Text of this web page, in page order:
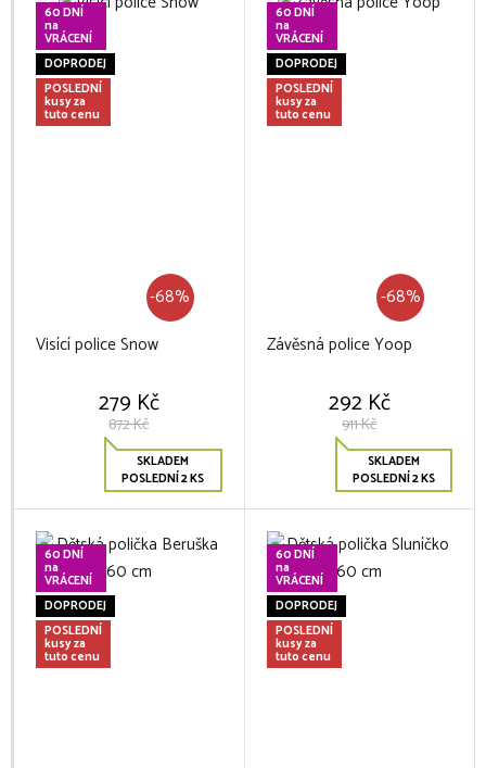
60 DNÍ
na
VRÁCENÍ
DOPRODEJ
POSLEDNÍ
kusy za
tuto cenu
-68%
Visící police Snow
279 Kč
872 Kč
SKLADEM
POSLEDNÍ 2 KS
60 DNÍ
na
VRÁCENÍ
DOPRODEJ
POSLEDNÍ
kusy za
tuto cenu
-68%
Závěsná police Yoop
292 Kč
911 Kč
SKLADEM
POSLEDNÍ 2 KS
60 DNÍ
na
VRÁCENÍ
DOPRODEJ
POSLEDNÍ
kusy za
tuto cenu
60 DNÍ
na
VRÁCENÍ
DOPRODEJ
POSLEDNÍ
kusy za
tuto cenu